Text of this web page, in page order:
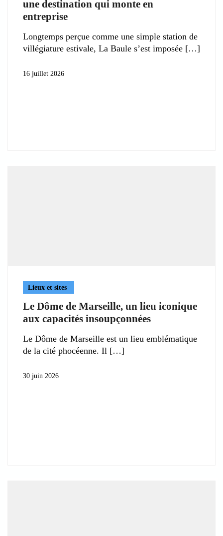
une destination qui monte en
entreprise
Longtemps perçue comme une simple station de
villégiature estivale, La Baule s’est imposée
16 juillet 2026
Lieux et sites
Le Dôme de Marseille, un lieu iconique
aux capacités insoupçonnées
Le Dôme de Marseille est un lieu emblématique
de la cité phocéenne. Il
30 juin 2026